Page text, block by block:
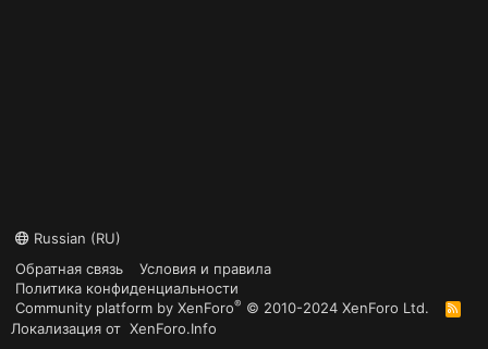
Russian (RU)
Обратная связь
Условия и правила
Политика конфиденциальности
Community platform by XenForo® © 2010-2024 XenForo Ltd.
R
S
Локализация от XenForo.Info